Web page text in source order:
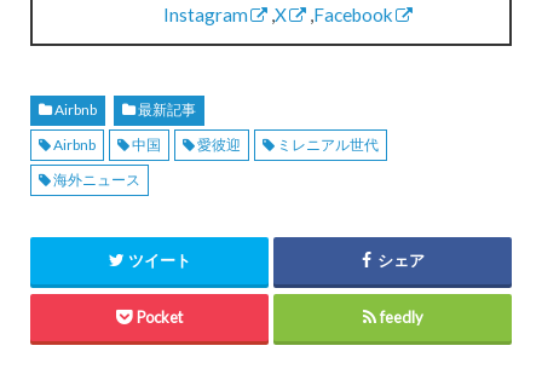
Instagram
,X ,Facebook
Airbnb
最新記事
Airbnb
中国 愛彼迎
ミレニアル世代
海外ニュース
ツイート シェア
Pocket feedly